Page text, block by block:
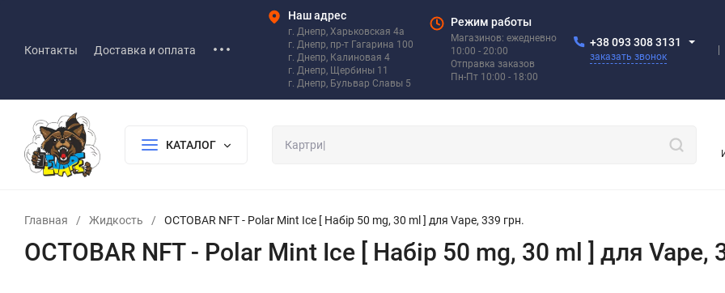
Контакты Доставка и оплата
Наш адрес
г. Днепр, Харьковская 4а
г. Днепр, пр-т Гагарина 100
г. Днепр, Калиновая 4
г. Днепр, Щербины 11
г. Днепр, Бульвар Славы 5
Режим работы
Магазинов: ежедневно
10:00 - 20:00
Отправка заказов
Пн-Пт 10:00 - 18:00
+38 093 308 3131
заказать звонок
КАТАЛОГ
Главная / Жидкость / OCTOBAR NFT - Polar Mint Ice [ Набір 50 mg, 30 ml ] для Vape, 339 грн.
OCTOBAR NFT - Polar Mint Ice [ Набір 50 mg, 30 ml ] для Vape,